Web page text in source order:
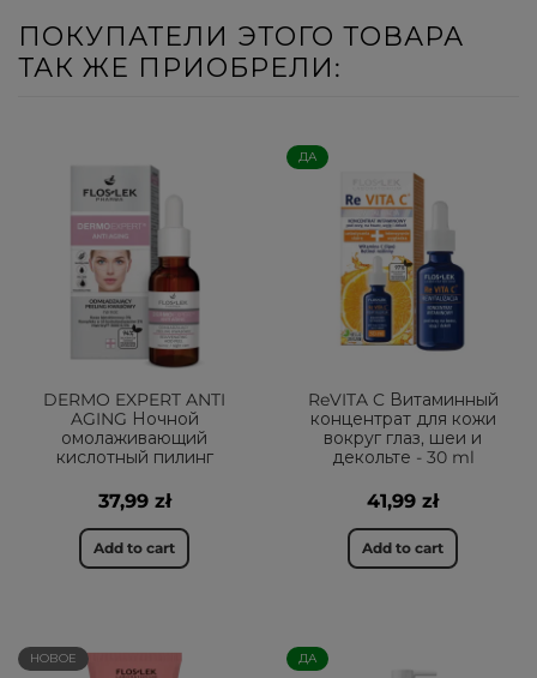
ПОКУПАТЕЛИ ЭТОГО ТОВАРА
ТАК ЖЕ ПРИОБРЕЛИ:
DERMO EXPERT ANTI
AGING Ночной
омолаживающий
кислотный пилинг
37,99 zł
Add to cart
ДА
ReVITA C Витаминный
концентрат для кожи
вокруг глаз, шеи и
декольте - 30 ml
41,99 zł
Add to cart
НОВОЕ ДА